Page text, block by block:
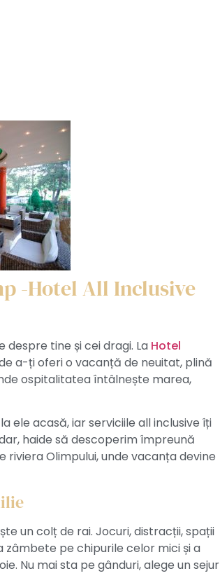
-Hotel All Inclusive
tine și cei dragi. La Hotel
a-ți oferi o vacanță de neuitat, plină
ospitalitatea întâlnește marea,
ele acasă, iar serviciile all inclusive îți
haide să descoperim împreună
riviera Olimpului, unde vacanța devine
un colț de rai. Jocuri, distracții, spații
pe chipurile celor mici și a
Nu mai sta pe gânduri, alege un sejur